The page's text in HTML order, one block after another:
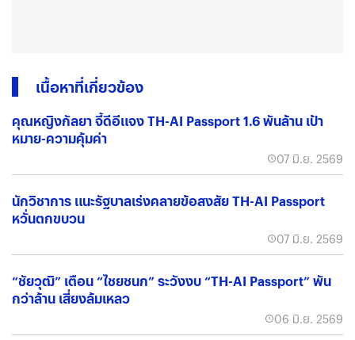
เนื้อหาที่เกี่ยวข้อง
คุณหญิงกัลยา จี้ดีอีแจง TH-AI Passport 1.6 พันล้าน เป้า
นักวิชาการ แนะรัฐบาลเร่งคลายข้อสงสัย TH-AI Passport
“ชัยวุฒิ” เตือน “ไชยชนก” ระวังงบ “TH-AI Passport” พัน